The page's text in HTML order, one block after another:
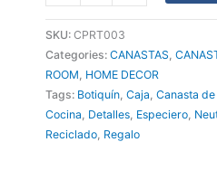
SKU: CPRT003
Categories: CANASTAS
ROOM HOME DECOR
Tags: Botiquín Caja Canasta
Cocina Detalles Especiero
Reciclado Regalo